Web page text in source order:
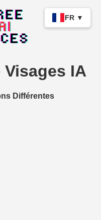
FR ▼
IA
Différentes